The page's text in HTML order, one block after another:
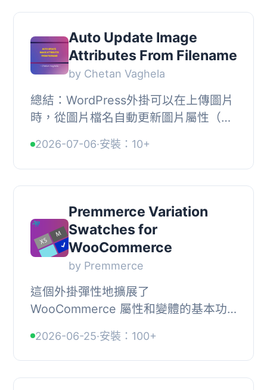
Auto Update Image
Attributes From Filename
by Chetan Vaghela
總結：WordPress外掛可以在上傳圖片
時，從圖片檔名自動更新圖片屬性（圖
述），並提供選項來移除字元、數字和
額外空格。, , ...
2026-07-06·安裝：10+
Premmerce Variation
Swatches for
WooCommerce
by Premmerce
這個外掛彈性地擴展了
WooCommerce 屬性和變體的基本功
for WooCommerce 相較於相似的外掛
的優點, 突顯主要屬性並在產品...
2026-06-25·安裝：100+